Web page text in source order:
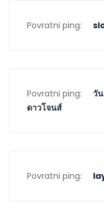
Povratni ping:
Povratni ping:
วั
ดาวโจนส์
Povratni ping: